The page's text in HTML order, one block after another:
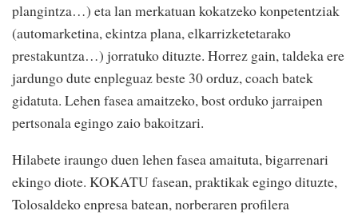
plangintza…) eta lan merkatuan kokatzeko konpetentziak
(automarketina, ekintza plana, elkarrizketetarako
prestakuntza…) jorratuko dituzte. Horrez gain, taldeka ere
jardungo dute enpleguaz beste 30 orduz, coach batek
gidatuta. Lehen fasea amaitzeko, bost orduko jarraipen
pertsonala egingo zaio bakoitzari.
Hilabete iraungo duen lehen fasea amaituta, bigarrenari
ekingo diote. KOKATU fasean, praktikak egingo dituzte,
Tolosaldeko enpresa batean, norberaren profilera